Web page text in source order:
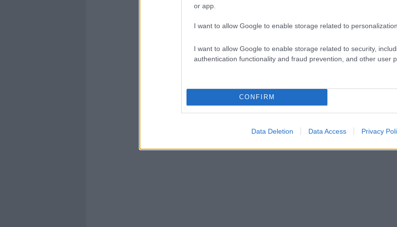
or app.
I want to allow Google to enable storage related to personalization.
I want to allow Google to enable storage related to security,
authentication functionality and fraud prevention, and other user
CONFIRM
Data Deletion Data Access Privacy